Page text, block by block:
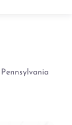
Pennsylvania